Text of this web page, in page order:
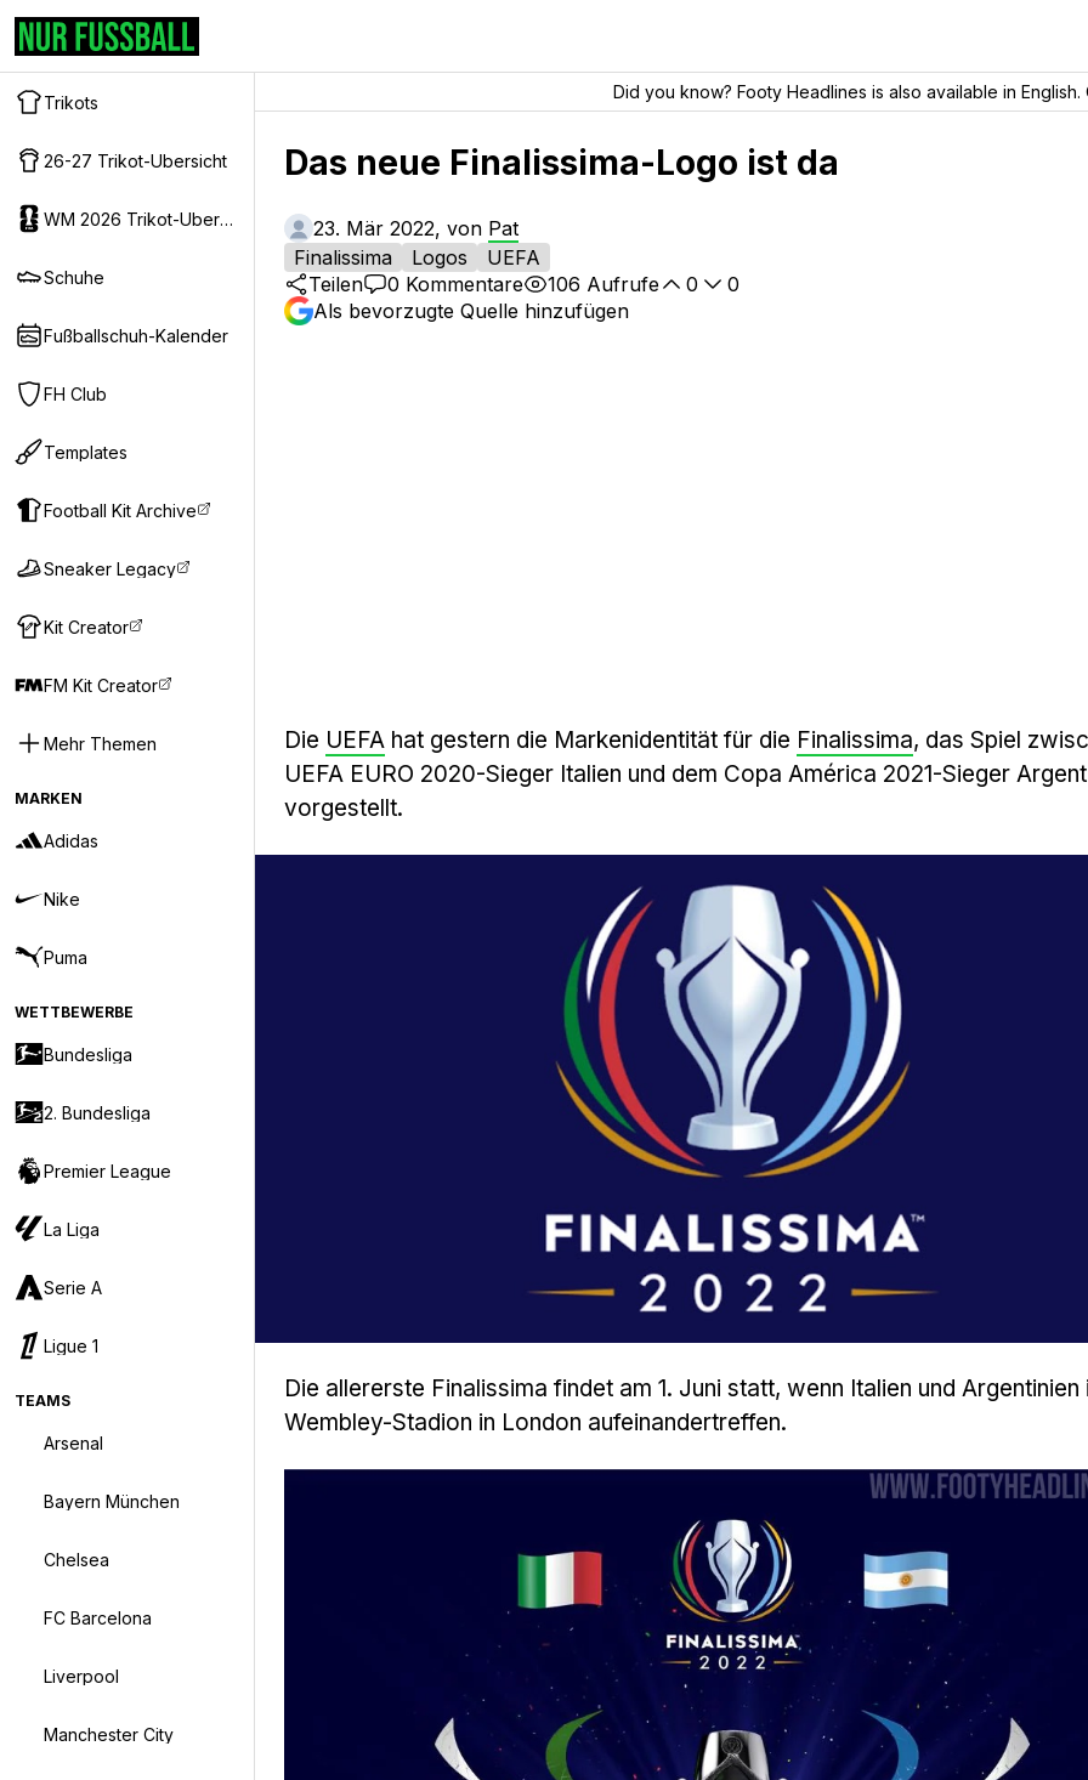
Trikots
26-27 Trikot-Ubersicht
WM 2026 Trikot-Ubersicht
Schuhe
Fußballschuh-Kalender
FH Club
Templates
Football Kit Archive
Sneaker Legacy
Kit Creator
FM Kit Creator
Mehr Themen
MARKEN
Adidas
Nike
Puma
WETTBEWERBE
Bundesliga
2. Bundesliga
Premier League
La Liga
Serie A
Ligue 1
TEAMS
Arsenal
Bayern München
Chelsea
FC Barcelona
Liverpool
Manchester City
Did you know? Footy Headlines is also available in
Das neue Finalissima-Logo ist da
23. Mär 2022, von Pat
Finalissima
Logos
UEFA
Teilen
0 Kommentare 106 Aufrufe 0
0
Als bevorzugte Quelle hinzufügen
Die UEFA hat gestern die Markenidentität für die Finalissima, das Spiel
UEFA EURO 2020-Sieger Italien und dem Copa América 2021-Sieger
vorgestellt.
Die allererste Finalissima findet am 1. Juni statt, wenn Italien und Argentinien
Wembley-Stadion in London aufeinandertreffen.